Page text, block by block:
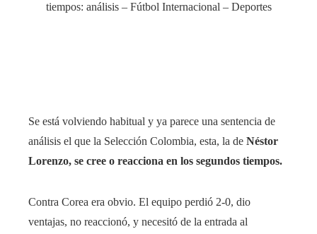
Se está volviendo habitual y ya parece una sentencia de
análisis el que la Selección Colombia, esta, la de Néstor
Lorenzo, se cree o reacciona en los segundos tiempos.
Contra Corea era obvio. El equipo perdió 2-0, dio
ventajas, no reaccionó, y necesitó de la entrada al